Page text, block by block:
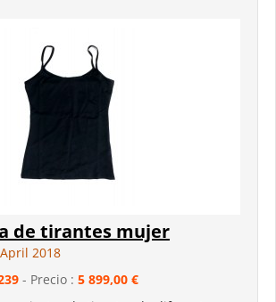
de tirantes mujer
2018
- Precio : 5 899,00 €